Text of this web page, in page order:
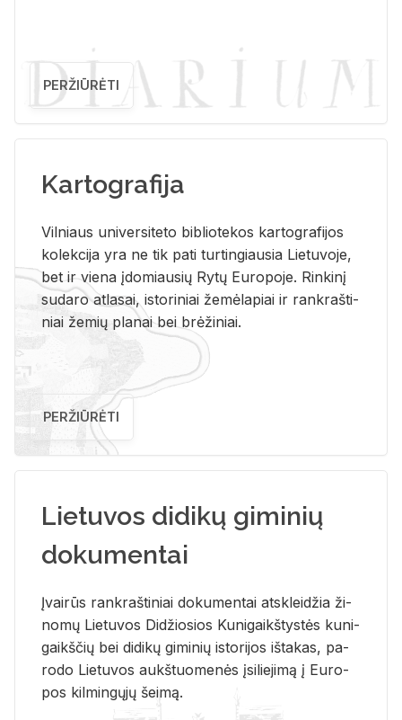
PERŽIŪRĖTI
Kartografija
Vil­niaus uni­ver­si­te­to bi­b­lio­te­kos kar­to­gra­fi­jos
ko­lek­ci­ja yra ne tik pati tur­tin­giau­sia Lie­tu­vo­je,
bet ir vie­na įdo­miau­sių Rytų Eu­ro­po­je. Rin­ki­nį
su­da­ro at­la­sai, is­to­ri­niai že­mė­la­piai ir rank­raš­ti­
niai že­mių pla­nai bei brė­ži­niai.
PERŽIŪRĖTI
Lietuvos didikų giminių
dokumentai
Įvai­rūs rank­raš­ti­niai do­ku­men­tai at­sklei­džia ži­
no­mų Lie­tu­vos Di­džio­sios Ku­ni­gaikš­tys­tės ku­ni­
gaikš­čių bei di­di­kų gi­mi­nių is­to­ri­jos iš­ta­kas, pa­
ro­do Lie­tu­vos aukš­tuo­me­nės įsi­lie­ji­mą į Eu­ro­
pos kil­min­gų­jų šei­mą.